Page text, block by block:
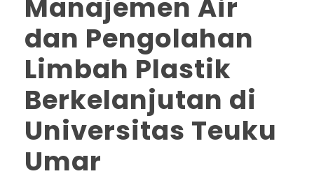
Manajemen Air
dan Pengolahan
Limbah Plastik
Berkelanjutan di
Universitas Teuku
Umar